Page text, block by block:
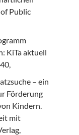
Public
KiTa aktuell
– ein
Förderung
Kindern.
mit